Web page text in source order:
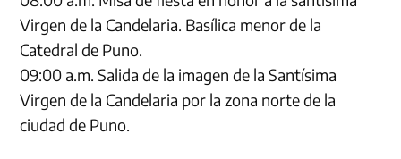
Virgen de la Candelaria. Basílica menor de la
Catedral de Puno.
09:00 a.m. Salida de la imagen de la Santísima
Virgen de la Candelaria por la zona norte de la
ciudad de Puno.